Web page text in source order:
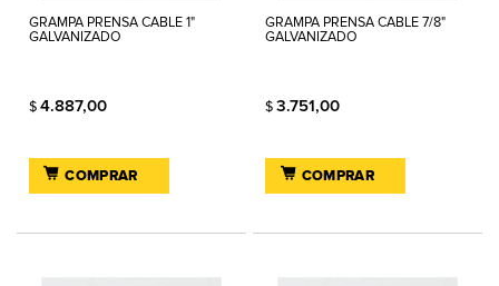
GRAMPA PRENSA CABLE 1"
GALVANIZADO
$ 4.887,00
COMPRAR
GRAMPA PRENSA CABLE 7/8"
GALVANIZADO
$3.751,00
COMPRAR